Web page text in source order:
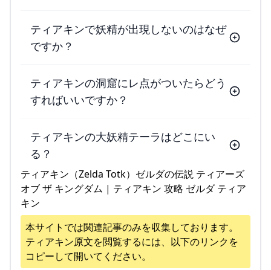
ティアキンで妖精が出現しないのはなぜ
ですか？
ティアキンの洞窟にレ点がついたらどう
すればいいですか？
ティアキンの大妖精テーラはどこにい
る？
ティアキン（Zelda Totk）ゼルダの伝説 ティアーズ
オブ ザ キングダム | ティアキン 攻略 ゼルダ ティア
キン
本サイトでは関連記事のみを収集しております。
ティアキン原文を閲覧するには、以下のリンクを
コピーして開いてください。